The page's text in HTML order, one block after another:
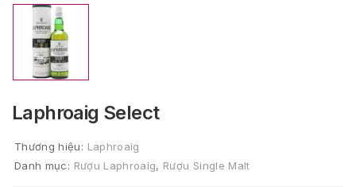
Laphroaig Select
Thương hiệu: Laphroaig
Danh mục: Rượu Laphroaig, Rượu Single Malt